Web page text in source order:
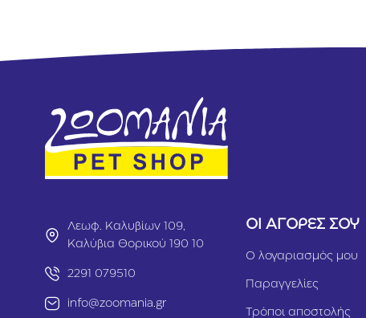
Λεωφ. Καλυβίων 109,
Καλύβια Θορικού 190 10
2291 079510
info@zoomania.gr
ΟΙ ΑΓΟΡΕΣ ΣΟΥ
Ο λογαριασμός μου
Παραγγελίες
Τρόποι αποστολής